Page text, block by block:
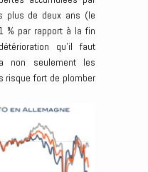
plus de deux ans (le
% par rapport à la fin
qu’il faut
non seulement les
risque fort de plomber